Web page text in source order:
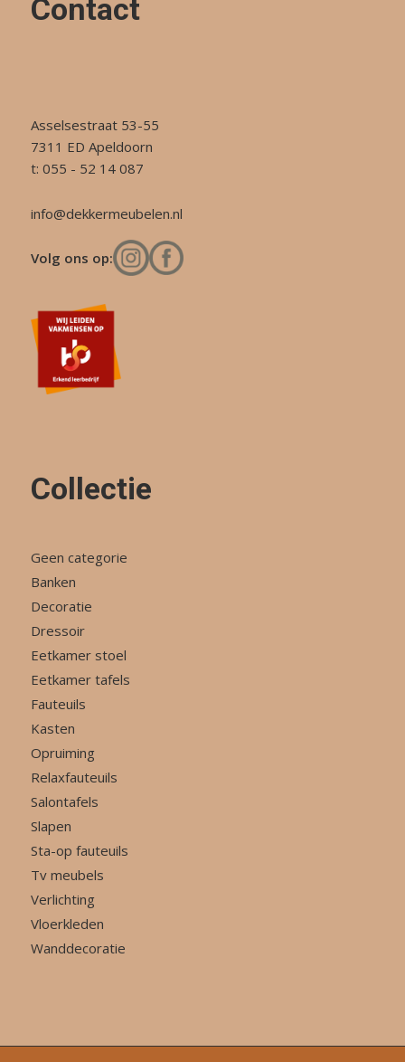
Contact
Asselsestraat 53-55
7311 ED Apeldoorn
t: 055 - 52 14 087
info@dekkermeubelen.nl
Volg ons op:
Collectie
Geen categorie
Banken
Decoratie
Dressoir
Eetkamer stoel
Eetkamer tafels
Fauteuils
Kasten
Opruiming
Relaxfauteuils
Salontafels
Slapen
Sta-op fauteuils
Tv meubels
Verlichting
Vloerkleden
Wanddecoratie